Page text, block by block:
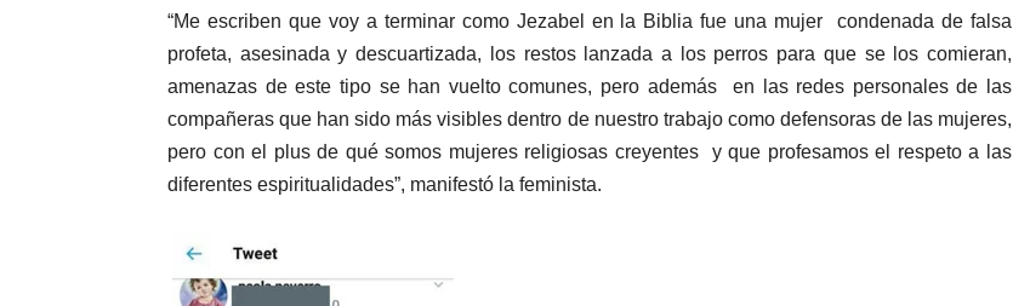
“Me escriben que voy a terminar como Jezabel en la Biblia fue una mujer condenada de falsa
profeta, asesinada y descuartizada, los restos lanzada a los perros para que se los comieran,
amenazas de este tipo se han vuelto comunes, pero además en las redes personales de las
compañeras que han sido más visibles dentro de nuestro trabajo como defensoras de las mujeres,
pero con el plus de qué somos mujeres religiosas creyentes y que profesamos el respeto a las
diferentes espiritualidades”, manifestó la feminista.